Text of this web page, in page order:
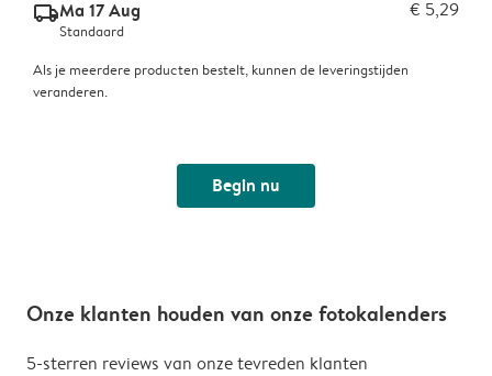
delivery_standard_v2Ma 17 Aug € 5,29
Standaard
Als je meerdere producten bestelt, kunnen de leveringstijden
veranderen.
Begin nu
Onze klanten houden van onze fotokalenders
5-sterren reviews van onze tevreden klanten